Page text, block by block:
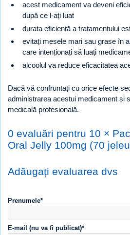
acest medicament va deveni
după ce l-ați luat
durata eficientă a tratamentului
evitați mesele mari sau grase în
care intenționați să luați
alcoolul va reduce eficacitatea
Dacă vă confruntați cu orice efecte
administrarea acestui medicament și
medicală profesională.
0 evaluări pentru 10 ×
Oral Jelly 100mg (70
Adăugați evaluarea dvs
Prenumele*
E-mail (nu va fi publicat)*